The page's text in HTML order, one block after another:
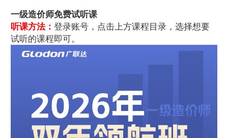
一级造价师免费试听课
听课方法： 登录账号，点击上方课程目录，选择想要
试听的课程即可。